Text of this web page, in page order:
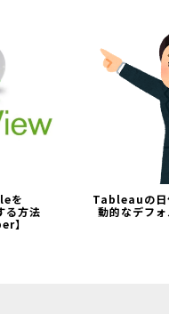
を
る方法
】
Tableauの日
動的なデフ